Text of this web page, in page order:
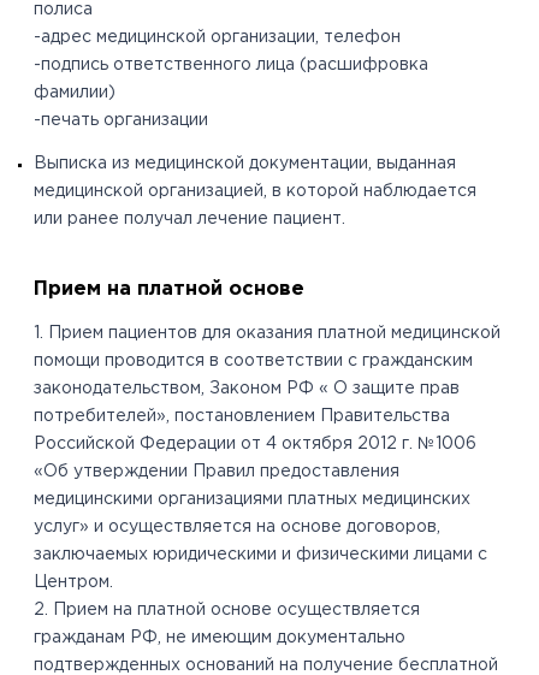
полиса
-адрес медицинской организации, телефон
-подпись ответственного лица (расшифровка
фамилии)
-печать организации
Выписка из медицинской документации, выданная
медицинской организацией, в которой наблюдается
или ранее получал лечение пациент.
Прием на платной основе
1. Прием пациентов для оказания платной медицинской
помощи проводится в соответствии с гражданским
законодательством, Законом РФ « О защите прав
потребителей», постановлением Правительства
Российской Федерации от 4 октября 2012 г. №1006
«Об утверждении Правил предоставления
медицинскими организациями платных медицинских
услуг» и осуществляется на основе договоров,
заключаемых юридическими и физическими лицами с
Центром.
2. Прием на платной основе осуществляется
гражданам РФ, не имеющим документально
подтвержденных оснований на получение бесплатной